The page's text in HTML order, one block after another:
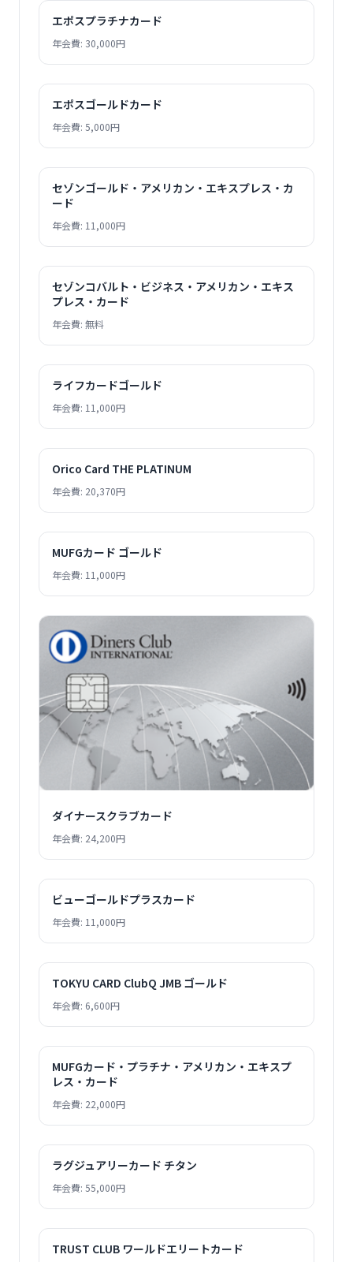
エポスプラチナカード
年会費: 30,000円
エポスゴールドカード
年会費: 5,000円
セゾンゴールド・アメリカン・エキスプレス・カ
ード
年会費: 11,000円
セゾンコバルト・ビジネス・アメリカン・エキス
プレス・カード
年会費: 無料
ライフカードゴールド
年会費: 11,000円
Orico Card THE PLATINUM
年会費: 20,370円
MUFGカード ゴールド
年会費: 11,000円
ダイナースクラブカード
年会費: 24,200円
ビューゴールドプラスカード
年会費: 11,000円
TOKYU CARD ClubQ JMB ゴールド
年会費: 6,600円
MUFGカード・プラチナ・アメリカン・エキスプ
レス・カード
年会費: 22,000円
ラグジュアリーカード チタン
年会費: 55,000円
TRUST CLUB ワールドエリートカード